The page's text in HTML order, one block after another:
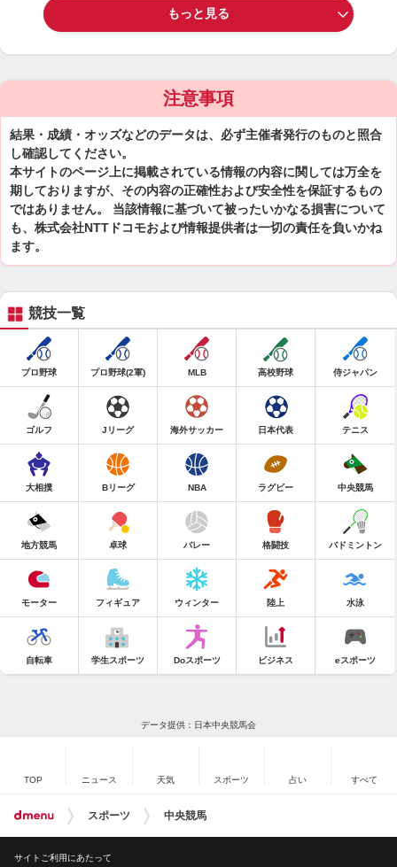
もっと見る
注意事項
結果・成績・オッズなどのデータは、必ず主催者発行のものと照合
し確認してください。
本サイトのページ上に掲載されている情報の内容に関しては万全を
期しておりますが、その内容の正確性および安全性を保証するもの
ではありません。 当該情報に基づいて被ったいかなる損害について
も、株式会社NTTドコモおよび情報提供者は一切の責任を負いかね
ます。
競技一覧
プロ野球 プロ野球(2軍) MLB 高校野球 侍ジャパン
ゴルフ Jリーグ 海外サッカー 日本代表 テニス
大相撲 Bリーグ NBA ラグビー 中央競馬
地方競馬 卓球 バレー 格闘技 バドミントン
モーター フィギュア ウィンター 陸上 水泳
自転車 学生スポーツ Doスポーツ ビジネス eスポーツ
データ提供：日本中央競馬会
TOP ニュース 天気 スポーツ 占い すべて
スポーツ 中央競馬
サイトご利用にあたって